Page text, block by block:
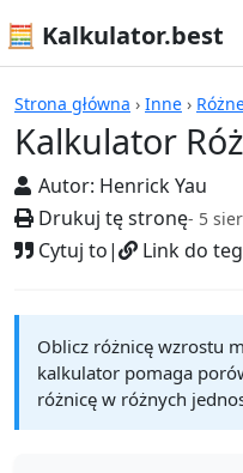
🧮 Kalkulator.best
Strona główna › Inne ›
Kalkulator
Autor: Henrick Yau
Drukuj tę stronę- 5
Cytuj to| Link do
Kalkulatory
Oblicz różnicę wzrostu
kalkulator pomaga
różnicę w różnych